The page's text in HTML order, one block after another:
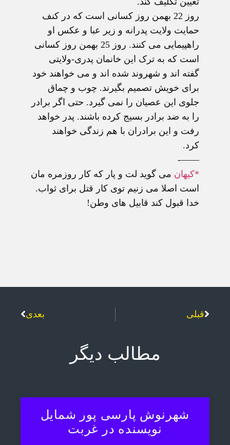
روز 22 بهمن روز کسانی است که در کنف
حمایت ولایت پدرانه و زیر عبا و عکس او
راهپیمایی می کنند. روز 25 بهمن روز کسانی
است که به ترک این خانمان پدری-ولایتی
گفته اند و شهروند شده اند و می خواهند خود
برای خویش تصمیم بگیرند. چوب و چماق
جلوی این عصیان را نمی گیرد. حتی اگر برادر
را به ضد برادر بسیج کرده باشند. پدر خواهد
رفت و این برادران با هم زندگی خواهند
کرد.
——-
*کیهان می گوید لت و پار که کار روزمره مان
است اصلا می زنیم توی کار قتل برای ثواب.
خدا قبول کند قابیل های وطن!
قبلی بعدی
مطالب دیگر
شهرنوش پارسی پور شمایل
نویسنده در غربت